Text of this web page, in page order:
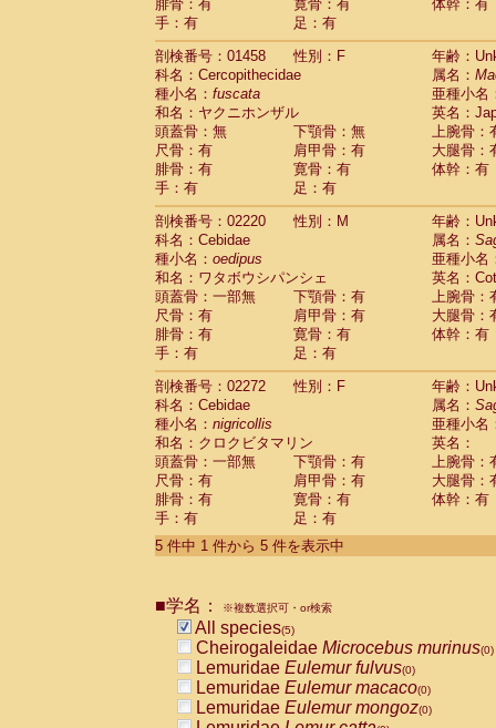
Cebidae Saimiri sciureus
Atelidae Alouatta caraya
AtelidaeAlouatta fusca
AtelidaeAlouatta seniculus
AtelidaeAlouatta
Atelidae Ateles belzebuth
Atelidae Ateles geoffroyi
Atelidae Ateles paniscus
Atelidae Atelesspp.
Atelidae Lagothrix lagothricha
AtelidaeLagothrix lagothricha cana(0)
Pitheciidae
Cacajao calvus
Pitheciidae
Callicebus cupreus(0)
Pitheciidae Callicebus donacophilus(0)
PitheciidaeCallicebus moloch(0)
Pitheciidae Callicebus torquatus(0)
Pitheciidae Callicebus
Pitheciidae Chiropotes satanas
Pitheciidae Pithecia monachus
Pitheciidae Pithecia pithecia (0)
Cercopithecidae Cercocebus agilis (0)
Cercopithecidae
Cercocebus
Cercopithecidae
Cercocebus
CercopithecidaeCercocebus
CercopithecidaeCercocebus
CercopithecidaeCercocebus hybrid(0)
CercopithecidaeCercocebus
CercopithecidaeLophocebus
CercopithecidaePapio hamadryas
Cercopithecidae
CercopithecidaePapiospp. (0)
CercopithecidaeMandrillus
CercopithecidaeMandrillus sphinx
CercopithecidaeTheropithecus
CercopithecidaeMacaca arctoides
腓骨：有
寛骨：有
体幹：有
手：有
足：有
剖検番号：01458
性別：F
年齢：
科名：Cercopithecidae
属名：
種小名： fuscata
亜種小名
和名：ヤクニホンザル
英名：
頭蓋骨：無
下顎骨：無
上腕骨：
尺骨：有
肩甲骨：有
大腿骨：
腓骨：有
寛骨：有
体幹：有
手：有
足：有
剖検番号：02220
性別：M
年齢：
科名：Cebidae
属名：
種小名： oedipus
亜種小名
和名：ワタボウシパンシェ
英名：
頭蓋骨：一部無
下顎骨：有
上腕骨：
尺骨：有
肩甲骨：有
大腿骨：
腓骨：有
寛骨：有
体幹：有
手：有
足：有
剖検番号：02272
性別：F
年齢：
科名：Cebidae
属名：
種小名： nigricollis
亜種小名
和名：クロクビタマリン
英名：
頭蓋骨：一部無
下顎骨：有
上腕骨：
尺骨：有
肩甲骨：有
大腿骨：
腓骨：有
寛骨：有
体幹：有
手：有
足：有
5 件中 1 件から 5 件を表示中
■学名： ※複数選択可・or検索
All species(5)
Cheirogaleidae Microcebus murinus(0)
Lemuridae Eulemur fulvus(0)
Lemuridae Eulemur macaco(0)
Lemuridae Eulemur mongoz(0)